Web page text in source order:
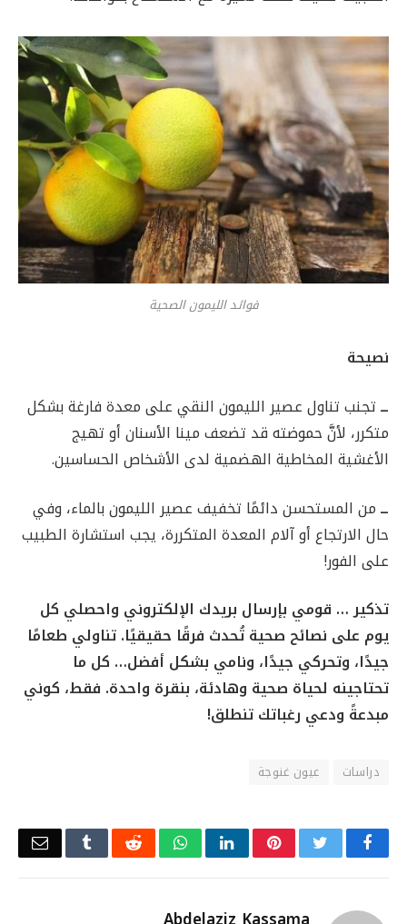
فوائد الليمون الصحية
نصيحة
ــتجنب تناول عصير الليمون النقي على معدة فارغة بشكل
متكرر، لأنَّ حموضته قد تضعف مينا الأسنان أو تهيج
الأغشية المخاطية الهضمية لدى الأشخاص الحساسين.
ــمن المستحسن دائمًا تخفيف عصير الليمون بالماء، وفي
حال الارتجاع أو آلام المعدة المتكررة، يجب استشارة الطبيب
على الفور!
تذكير … قومي بإرسال بريدك الإلكتروني واحصلي كل
يوم على نصائح صحية تُحدث فرقًا حقيقيًا. تناولي طعامًا
جيدًا، وتحركي جيدًا، ونامي بشكل أفضل… كل ما
تحتاجينه لحياة صحية وهادئة، بنقرة واحدة. فقط، كوني
مبدعةً ودعي رغباتك تنطلق!
دراسات عيون غنوجة
Facebook
Twitter
Pinterest
LinkedIn
WhatsApp
Reddit
Tumblr